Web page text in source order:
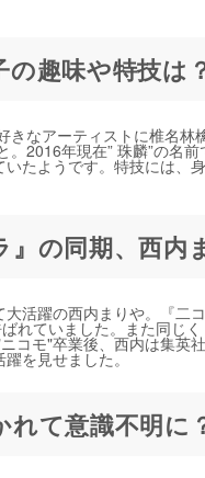
の趣味や特技は
なアーティストに椎名林
。2016年現在” 珠麟”の
いたようです。特技には、
』の同期、西内
活躍の西内まりや。『二
ばれていました。また同じ
コモ"卒業後、西内は集英
を見せました。
て意識不明に